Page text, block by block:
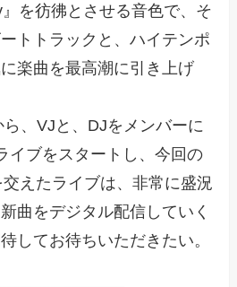
を彷彿とさせる音色で、そ
トトラックと、ハイテンポ
楽曲を最高潮に引き上げ
、VJと、DJをメンバーに
イブをスタートし、今回の
えたライブは、非常に盛況
曲をデジタル配信していく
してお待ちいただきたい。